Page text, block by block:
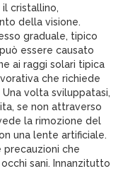
cristallino,
della visione.
graduale, tipico
essere causato
ai raggi solari tipica
che richiede
volta sviluppatasi,
se non attraverso
la rimozione del
una lente artificiale.
precauzioni che
sani. Innanzitutto